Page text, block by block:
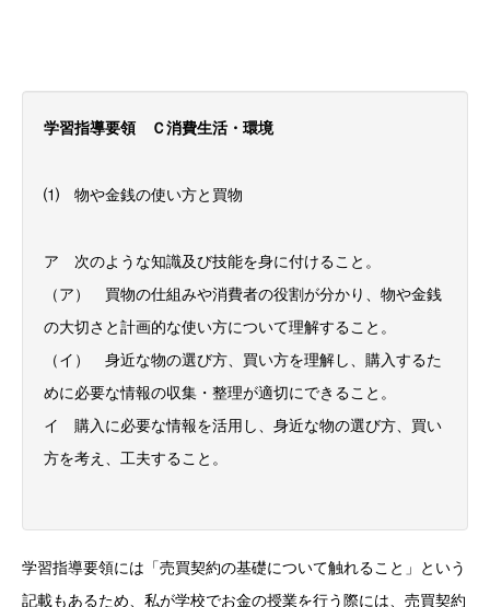
学習指導要領 Ｃ消費生活・環境
⑴ 物や金銭の使い方と買物
ア 次のような知識及び技能を身に付けること。
（ア） 買物の仕組みや消費者の役割が分かり、物や金銭
の大切さと計画的な使い方について理解すること。
（イ） 身近な物の選び方、買い方を理解し、購入するた
めに必要な情報の収集・整理が適切にできること。
イ 購入に必要な情報を活用し、身近な物の選び方、買い
方を考え、工夫すること。
学習指導要領には「売買契約の基礎について触れること」という
記載もあるため、私が学校でお金の授業を行う際には、売買契約